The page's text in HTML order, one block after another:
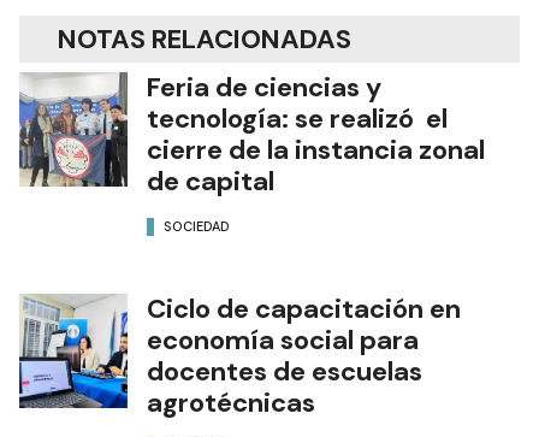
NOTAS RELACIONADAS
Feria de ciencias y
tecnología: se realizó el
cierre de la instancia zonal
de capital
SOCIEDAD
Ciclo de capacitación en
economía social para
docentes de escuelas
agrotécnicas